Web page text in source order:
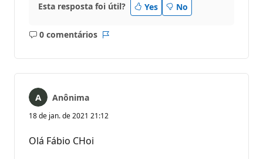
Esta resposta foi útil? Yes No
0 comentários
Sem
Anônima
18 de jan. de 2021 21:12
Olá Fábio CHoi